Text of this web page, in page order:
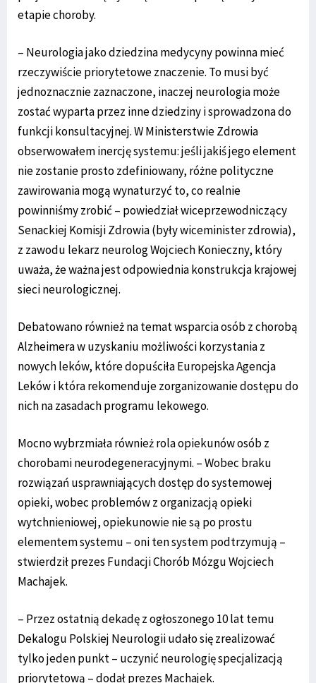
etapie choroby.
– Neurologia jako dziedzina medycyny powinna mieć
rzeczywiście priorytetowe znaczenie. To musi być
jednoznacznie zaznaczone, inaczej neurologia może
zostać wyparta przez inne dziedziny i sprowadzona do
funkcji konsultacyjnej. W Ministerstwie Zdrowia
obserwowałem inercję systemu: jeśli jakiś jego element
nie zostanie prosto zdefiniowany, różne polityczne
zawirowania mogą wynaturzyć to, co realnie
powinniśmy zrobić – powiedział wiceprzewodniczący
Senackiej Komisji Zdrowia (były wiceminister zdrowia),
z zawodu lekarz neurolog Wojciech Konieczny, który
uważa, że ważna jest odpowiednia konstrukcja krajowej
sieci neurologicznej.
Debatowano również na temat wsparcia osób z chorobą
Alzheimera w uzyskaniu możliwości korzystania z
nowych leków, które dopuściła Europejska Agencja
Leków i która rekomenduje zorganizowanie dostępu do
nich na zasadach programu lekowego.
Mocno wybrzmiała również rola opiekunów osób z
chorobami neurodegeneracyjnymi. – Wobec braku
rozwiązań usprawniających dostęp do systemowej
opieki, wobec problemów z organizacją opieki
wytchnieniowej, opiekunowie nie są po prostu
elementem systemu – oni ten system podtrzymują –
stwierdził prezes Fundacji Chorób Mózgu Wojciech
Machajek.
– Przez ostatnią dekadę z ogłoszonego 10 lat temu
Dekalogu Polskiej Neurologii udało się zrealizować
tylko jeden punkt – uczynić neurologię specjalizacją
priorytetową – dodał prezes Machajek.